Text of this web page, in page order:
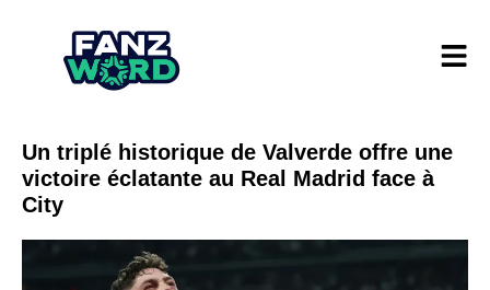
Un triplé historique de Valverde offre une
victoire éclatante au Real Madrid face à
City